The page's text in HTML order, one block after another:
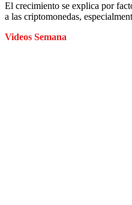
El crecimiento se explica por
a las criptomonedas,
Videos Semana